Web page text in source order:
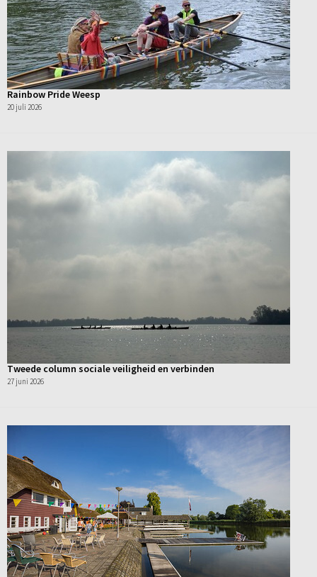
Rainbow Pride Weesp
20 juli 2026
Tweede column sociale veiligheid en verbinden
27 juni 2026